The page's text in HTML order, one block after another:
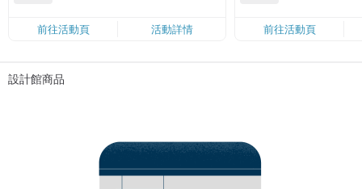
卡」結帳）
前往活動頁 活動詳情
前往活動頁
設計館商品